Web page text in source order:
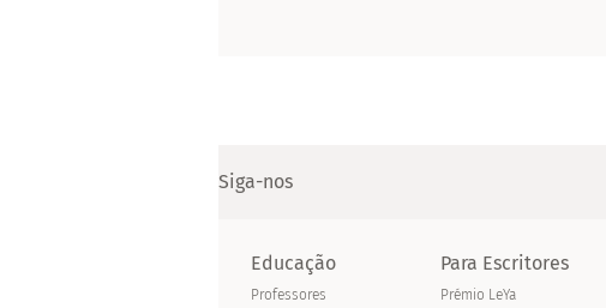
Siga-nos
Educação
Professores
Para Escritores
Prémio LeYa